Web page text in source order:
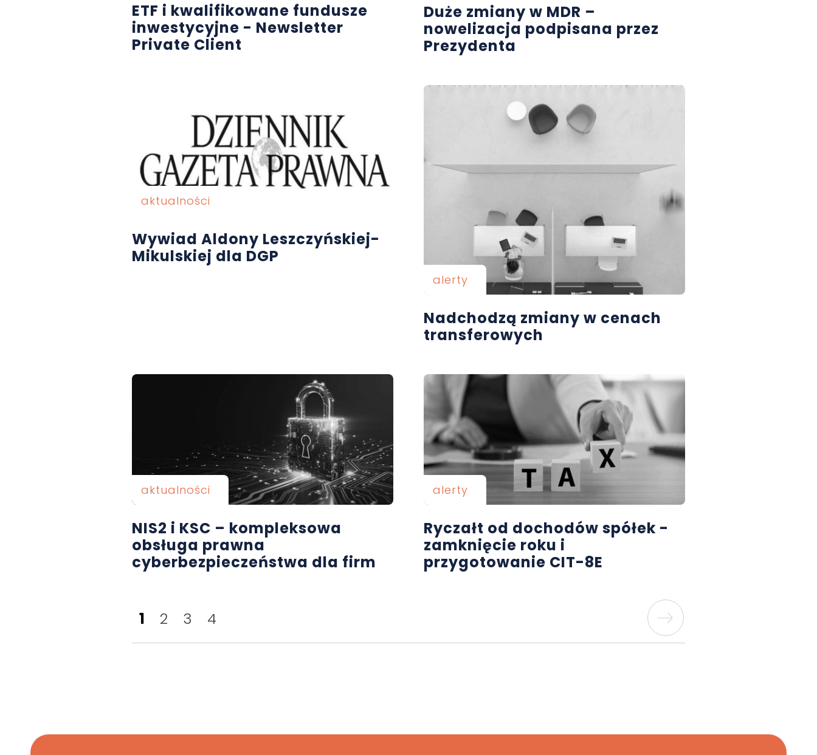
ETF i kwalifikowane fundusze
inwestycyjne - Newsletter
Private Client
Duże zmiany w MDR –
nowelizacja podpisana przez
Prezydenta
aktualności
Wywiad Aldony Leszczyńskiej-
Mikulskiej dla DGP
alerty
Nadchodzą zmiany w cenach
transferowych
aktualności
NIS2 i KSC – kompleksowa
obsługa prawna
cyberbezpieczeństwa dla firm
alerty
Ryczałt od dochodów spółek -
zamknięcie roku i
przygotowanie CIT-8E
1 2 3 4